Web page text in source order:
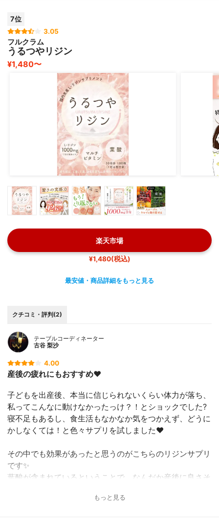
1習慣ほどで落ち着いてきました✨
安心して長く1つのサプリを飲み続けたい方にはとてもお
すすめのサプリです?
7位
3.05
フルクラム
うるつやリジン
¥1,480〜
楽天市場
¥1,480(税込)
最安値・商品詳細をもっと見る
クチコミ・評判(2)
テーブルコーディネーター
古谷 梨沙
4.00
産後の疲れにもおすすめ❤️
子どもを出産後、本当に信じられないくらい体力が落ち、
私ってこんなに動けなかったっけ？！とショックでした?
寝不足もあるし、食生活もなかなか気をつかえず、どうに
かしなくては！と色々サプリを試しました❤️
その中でも効果があったと思うのがこちらのリジンサプリ
です✨
葉酸が含まれているということで、なんだか産後に良さそ
パッケージも美容サプリっぽくて気に入っています。
もっと見る